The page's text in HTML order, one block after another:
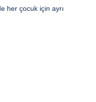
her çocuk için ayrı